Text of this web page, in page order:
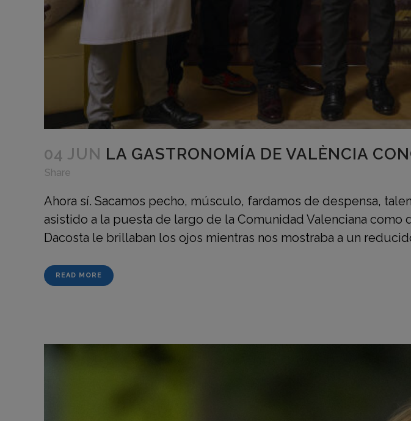
04 JUN LA GASTRONOMÍA DE VALÈNCIA
Share
Ahora sí. Sacamos pecho, músculo, fardamos de despensa,
asistido a la puesta de largo de la Comunidad Valenciana
Dacosta le brillaban los ojos mientras nos mostraba a un
READ MORE